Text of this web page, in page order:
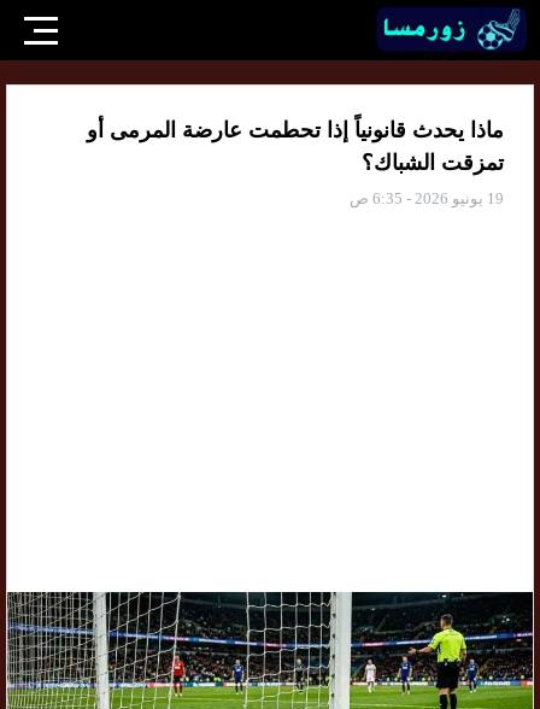
ماذا يحدث قانونياً إذا تحطمت عارضة المرمى أو
تمزقت الشباك؟
19 يونيو 2026 - 6:35 ص